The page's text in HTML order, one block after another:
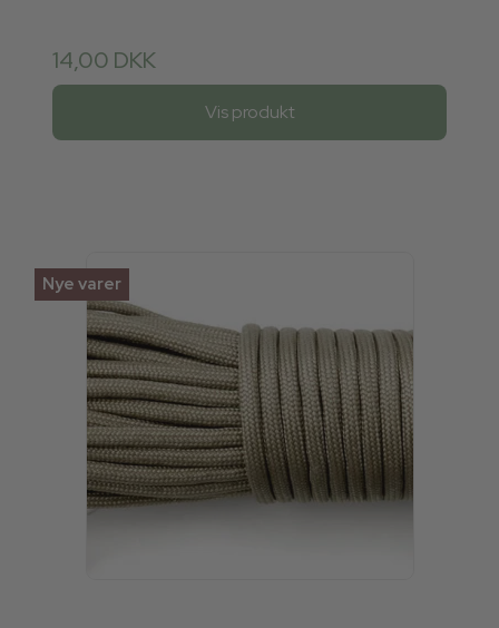
14,00 DKK
Vis produkt
Nye varer